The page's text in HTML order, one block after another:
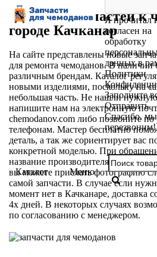
Я прочитал
согласен на
обработку
данных в
Политики
Заполните
Отправить
Спасибо,
перезвоним!
Каталог Меню
Магазин запчастей к
городе Качканар
На сайте представлены новые
для ремонта чемоданов. В наличии
различным брендам. Каталог
новыми изделиями, поскольку на
небольшая часть. Не нашли нужную
напишите нам на электронную
chemodanov.com либо позвоните
телефонам. Мастер бесплатно
деталь, а так же сориентирует вас
конкретной моделью. При
название производителя и модели
вы можете прислать фотографию
самой запчасти. В случае если
момент нет в Качканаре, доставка
4х дней. В некоторых случаях
по согласованию с менеджером.